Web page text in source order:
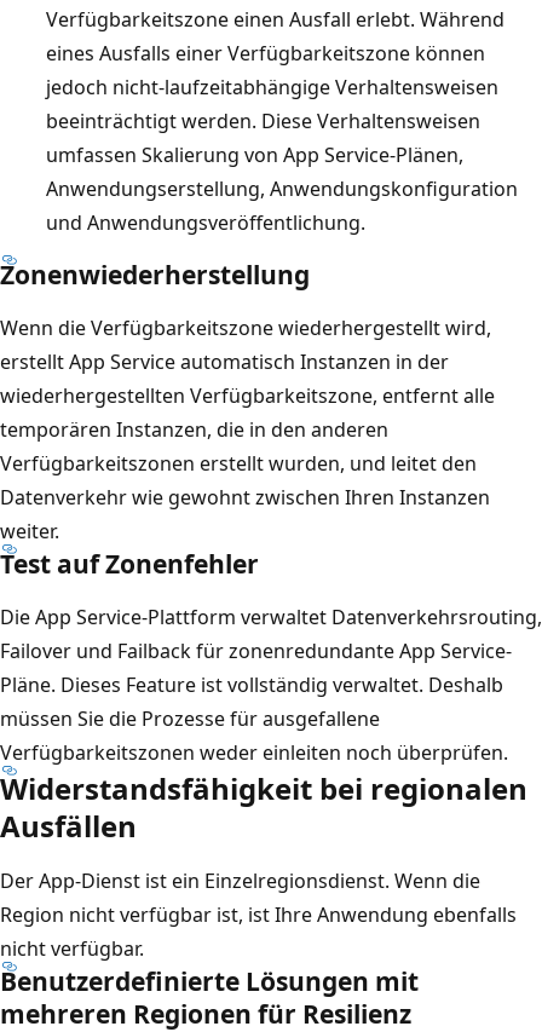
Verfügbarkeitszone einen Ausfall erlebt. Während
eines Ausfalls einer Verfügbarkeitszone können
jedoch nicht-laufzeitabhängige Verhaltensweisen
beeinträchtigt werden. Diese Verhaltensweisen
umfassen Skalierung von App Service-Plänen,
Anwendungserstellung, Anwendungskonfiguration
und Anwendungsveröffentlichung.
Zonenwiederherstellung
Wenn die Verfügbarkeitszone wiederhergestellt wird,
erstellt App Service automatisch Instanzen in der
wiederhergestellten Verfügbarkeitszone, entfernt alle
temporären Instanzen, die in den anderen
Verfügbarkeitszonen erstellt wurden, und leitet den
Datenverkehr wie gewohnt zwischen Ihren Instanzen
weiter.
Test auf Zonenfehler
Die App Service-Plattform verwaltet Datenverkehrsrouting,
Failover und Failback für zonenredundante App Service-
Pläne. Dieses Feature ist vollständig verwaltet. Deshalb
müssen Sie die Prozesse für ausgefallene
Verfügbarkeitszonen weder einleiten noch überprüfen.
Widerstandsfähigkeit bei regionalen
Ausfällen
Der App-Dienst ist ein Einzelregionsdienst. Wenn die
Region nicht verfügbar ist, ist Ihre Anwendung ebenfalls
nicht verfügbar.
Benutzerdefinierte Lösungen mit
mehreren Regionen für Resilienz